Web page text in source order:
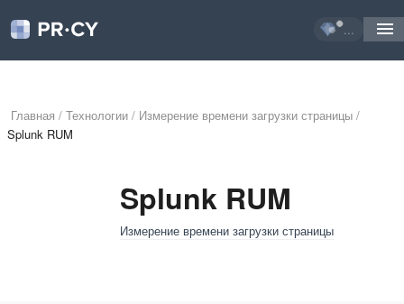
...
Главная / Технологии / Измерение времени загрузки страницы /
Splunk RUM
Splunk RUM
Измерение времени загрузки страницы